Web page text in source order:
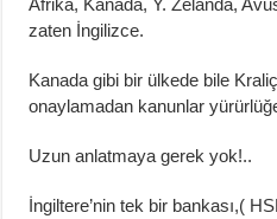
zaten İngilizce.
Kanada gibi bir ülkede bile
onaylamadan kanunlar
Uzun anlatmaya gerek yok!..
İngiltere’nin tek bir bankası,(